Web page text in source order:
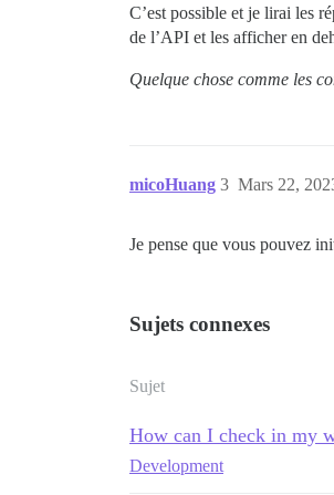
C’est possible et je lirai les
de l’API et les afficher en
Quelque chose comme les
micoHuang Mars 22,
3
Je pense que vous pouvez
Sujets connexes
Sujet
How can I check in my
Development